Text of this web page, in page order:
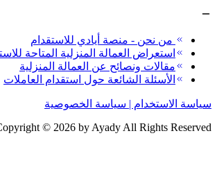
من نحن - منصة أيادي للاستقدام
استعراض العمالة المنزلية المتاحة
مقالات ونصائح عن العمالة المنزلية
الأسئلة الشائعة حول استقدام العاملات
سياسة الاستخدام | سياسة الخصوصية
© 2026 by Ayady All Rights Reserved